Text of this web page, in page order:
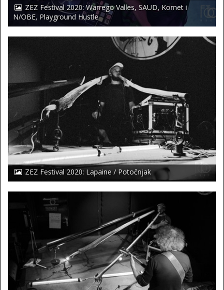
ZEZ Festival 2020: Warrego Valles, SAUD, Kornet i
N/OBE, Playground Hustle
ZEZ Festival 2020: Lapaine / Potočnjak